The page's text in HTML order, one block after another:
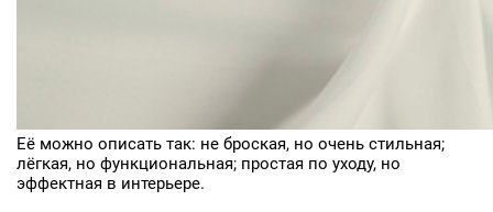
Её можно описать так: не броская, но очень стильная;
лёгкая, но функциональная; простая по уходу, но
эффектная в интерьере.